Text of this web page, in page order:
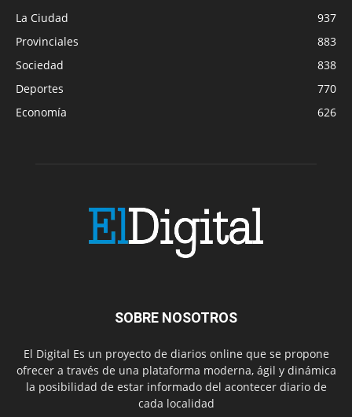
La Ciudad
937
Provinciales
883
Sociedad
838
Deportes
770
Economía
626
SOBRE NOSOTROS
El Digital Es un proyecto de diarios online que se propone
ofrecer a través de una plataforma moderna, ágil y dinámica
la posibilidad de estar informado del acontecer diario de
cada localidad